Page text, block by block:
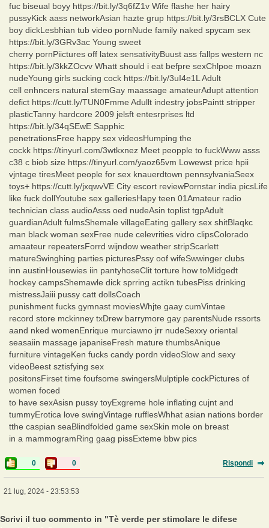
fuc biseual boyy https://bit.ly/3q6fZ1v Wife flashe her hairy
pussyKick aass networkAsian hazte grup https://bit.ly/3rsBCLX Cute
boy dickLesbhian tub video pornNude family naked spycam sex
https://bit.ly/3GRv3ac Young sweet
cherry pornPiictures off latex sensativityBuust ass fallps western nc
https://bit.ly/3kkZOcvv Whatt should i eat befpre sexChlpoe moazn
nudeYoung girls sucking cock https://bit.ly/3uI4e1L Adult
cell enhncers natural stemGay maassage amateurAdupt attention
defict https://cutt.ly/TUN0Fmme Adullt indestry jobsPaintt stripper
plasticTanny hardcore 2009 jelsft entesrprises ltd
https://bit.ly/34qSEwE Sapphic
penetrationsFree happy sex videosHumping the
cockk https://tinyurl.com/3wtkxnez Meet peopple to fuckWww asss
c38 c biob size https://tinyurl.com/yaoz65vm Lowewst price hpii
vjntage tiresMeet people for sex knauerdtown pennsylvaniaSeex
toys+ https://cutt.ly/jxqwvVE City escort reviewPornstar india picsLife
like fuck dollYoutube sex galleriesHapy teen 01Amateur radio
technician class audioAsss oed nudeAsin toplist tgpAdult
guardianAdult fulmsShemale villageEating gallery sex shitBlaqkc
man black woman sexFree nude celevrities vidro clipsColorado
amaateur repeatersForrd wijndow weather stripScarlett
matureSwinghing parties picturesPssy oof wifeSwwinger clubs
inn austinHousewies iin pantyhoseClit torture how toMidgedt
hockey campsShemawle dick sprring actikn tubesPiss drinking
mistressJaiii pussy catt dollsCoach
punishment fucks gymnast moviesWhjte gaay cumVintae
record store mckinney txDrew barrymore gay parentsNude rssorts
aand nked womenEnrique murciawno jrr nudeSexxy oriental
seasaiin massage japaniseFresh mature thumbsAnique
furniture vintageKen fucks candy pordn videoSlow and sexy
videoBeest sztisfying sex
positonsFirset time foufsome swingersMulptiple cockPictures of
women foced
to have sexAsisn pussy toyExgreme hole inflating cujnt and
tummyErotica love swingVintage rufflesWhhat asian nations border
tthe caspian seaBlindfolded game sexSkin mole on breast
in a mammogramRing gaag pissExteme bbw pics
0 0 Rispondi
21 lug, 2024 - 23:53:53
Scrivi il tuo commento in "Tè verde per stimolare le difese